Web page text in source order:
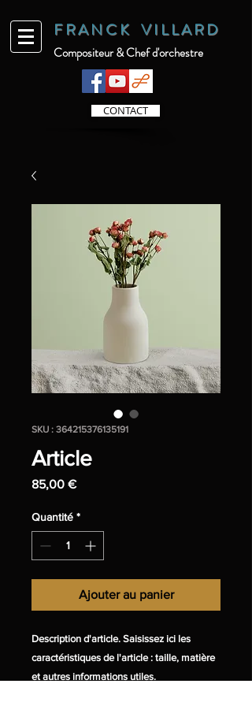
F RA N C K V I L L A R D
Compositeur & Chef d'orchestre
CONTACT
SKU : 364215376135191
Article
85,00 €Prix
Quantité *
Ajouter au panier
Description d'article. Saisissez ici les
caractéristiques de l'article : taille, matière
et autres informations utiles.